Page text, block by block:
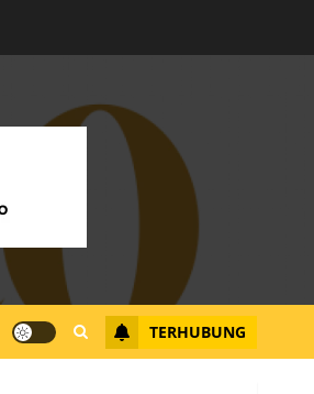
TERHUBUNG
Warga Rempang Ajukan
Kota Batam, Soroti
Aktivitas yang Resahkan
0
Batam Berhenti
Merampas Tanah Warga
Rempang
JULI 15, 2026